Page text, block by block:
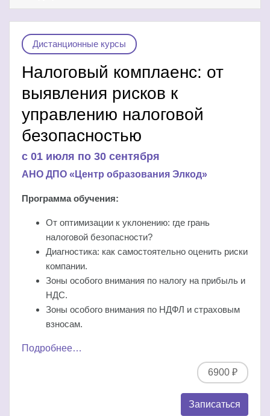
Дистанционные курсы
Налоговый комплаенс: от
выявления рисков к
управлению налоговой
безопасностью
c 01 июля по 30 сентября
АНО ДПО «Центр образования Элкод»
Программа обучения:
От оптимизации к уклонению: где грань
налоговой безопасности?
Диагностика: как самостоятельно оценить риски
компании.
Зоны особого внимания по налогу на прибыль и
НДС.
Зоны особого внимания по НДФЛ и страховым
взносам.
Подробнее…
6900 ₽
Записаться